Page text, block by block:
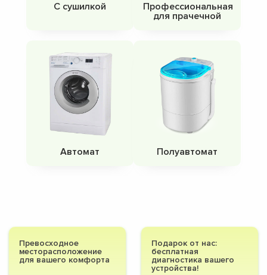
С сушилкой
Профессиональная
для прачечной
Автомат Полуавтомат
Превосходное
месторасположение
для вашего комфорта
Подарок от нас:
бесплатная
диагностика вашего
устройства!